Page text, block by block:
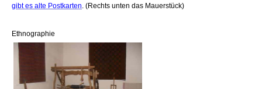
gibt es alte Postkarten . (Rechts unten das Mauerstück)
Ethnographie